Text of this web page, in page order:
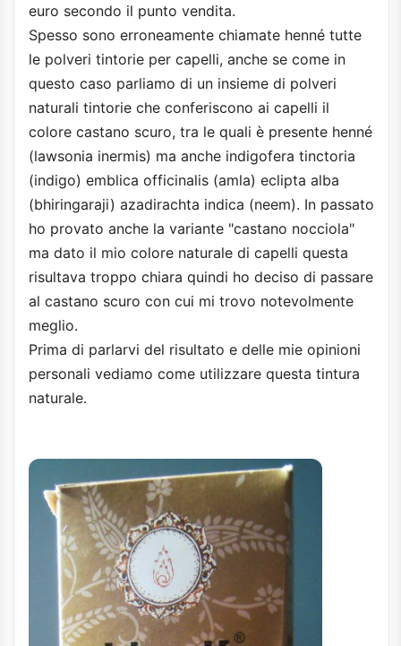
euro secondo il punto vendita.
Spesso sono erroneamente chiamate henné tutte
le polveri tintorie per capelli, anche se come in
questo caso parliamo di un insieme di polveri
naturali tintorie che conferiscono ai capelli il
colore castano scuro, tra le quali è presente henné
(lawsonia inermis) ma anche indigofera tinctoria
(indigo) emblica officinalis (amla) eclipta alba
(bhiringaraji) azadirachta indica (neem). In passato
ho provato anche la variante "castano nocciola"
ma dato il mio colore naturale di capelli questa
risultava troppo chiara quindi ho deciso di passare
al castano scuro con cui mi trovo notevolmente
meglio.
Prima di parlarvi del risultato e delle mie opinioni
personali vediamo come utilizzare questa tintura
naturale.